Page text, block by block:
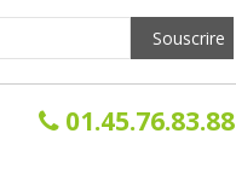
01.45.76.83.88